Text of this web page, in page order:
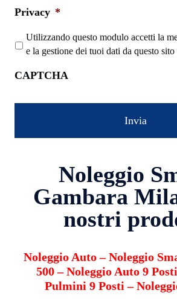
sulla
privacy
Privacy *
Utilizzando questo modulo accetti la
e la gestione dei tuoi dati da questo sito
CAPTCHA
Noleggio
Gambara
nostri
Noleggio Auto–Noleggio
500–Noleggio Auto 9 Posti
Pulmini 9 Posti –